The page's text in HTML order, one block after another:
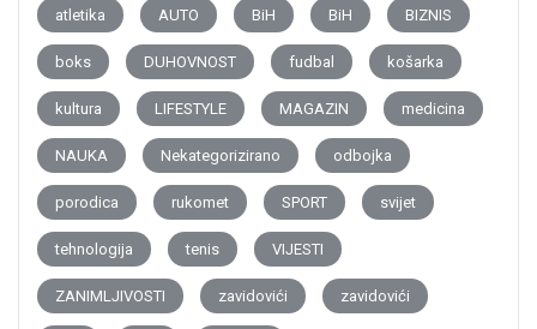
atletika AUTO BiH BiH BIZNIS
boks DUHOVNOST fudbal košarka
kultura LIFESTYLE MAGAZIN medicina
NAUKA Nekategorizirano odbojka
porodica rukomet SPORT svijet
tehnologija tenis VIJESTI
ZANIMLJIVOSTI zavidovići zavidovići